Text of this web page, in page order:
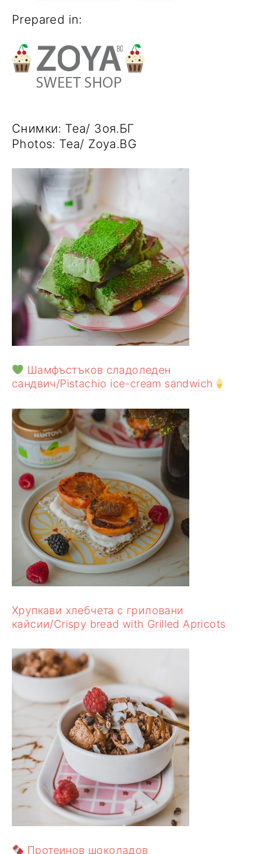
Prepared in:
Снимки: Tea/ Зоя.БГ
Photos: Tea/ Zoya.BG
Шамфъстъков сладоледен
сандвич/Pistachio ice-cream sandwich
Хрупкави хлебчета с гриловани
кайсии/Crispy bread with Grilled Apricots
Протеинов шоколадов